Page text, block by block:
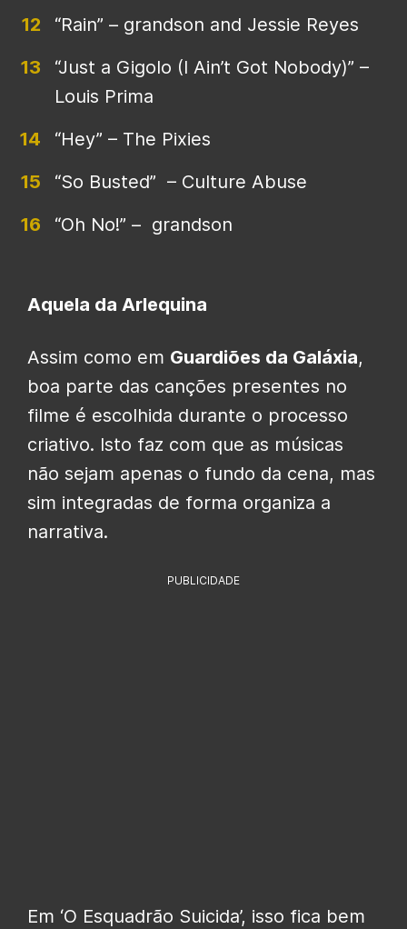
“Rain” – grandson and Jessie Reyes
“Just a Gigolo (I Ain’t Got Nobody)” –
Louis Prima
“Hey” – The Pixies
“So Busted” – Culture Abuse
“Oh No!” – grandson
Aquela da Arlequina
Assim como em Guardiões da Galáxia,
boa parte das canções presentes no
filme é escolhida durante o processo
criativo. Isto faz com que as músicas
não sejam apenas o fundo da cena, mas
sim integradas de forma organiza a
narrativa.
PUBLICIDADE
Em ‘O Esquadrão Suicida’, isso fica bem